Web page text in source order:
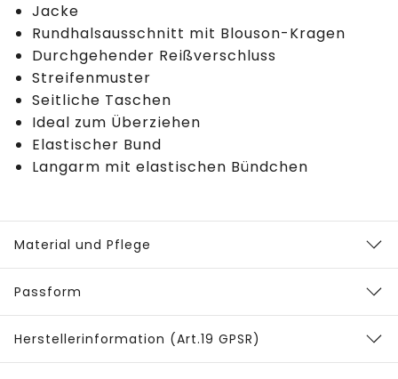
Jacke
Rundhalsausschnitt mit Blouson-Kragen
Durchgehender Reißverschluss
Streifenmuster
Seitliche Taschen
Ideal zum Überziehen
Elastischer Bund
Langarm mit elastischen Bündchen
Material und Pflege
Passform
Herstellerinformation (Art.19 GPSR)